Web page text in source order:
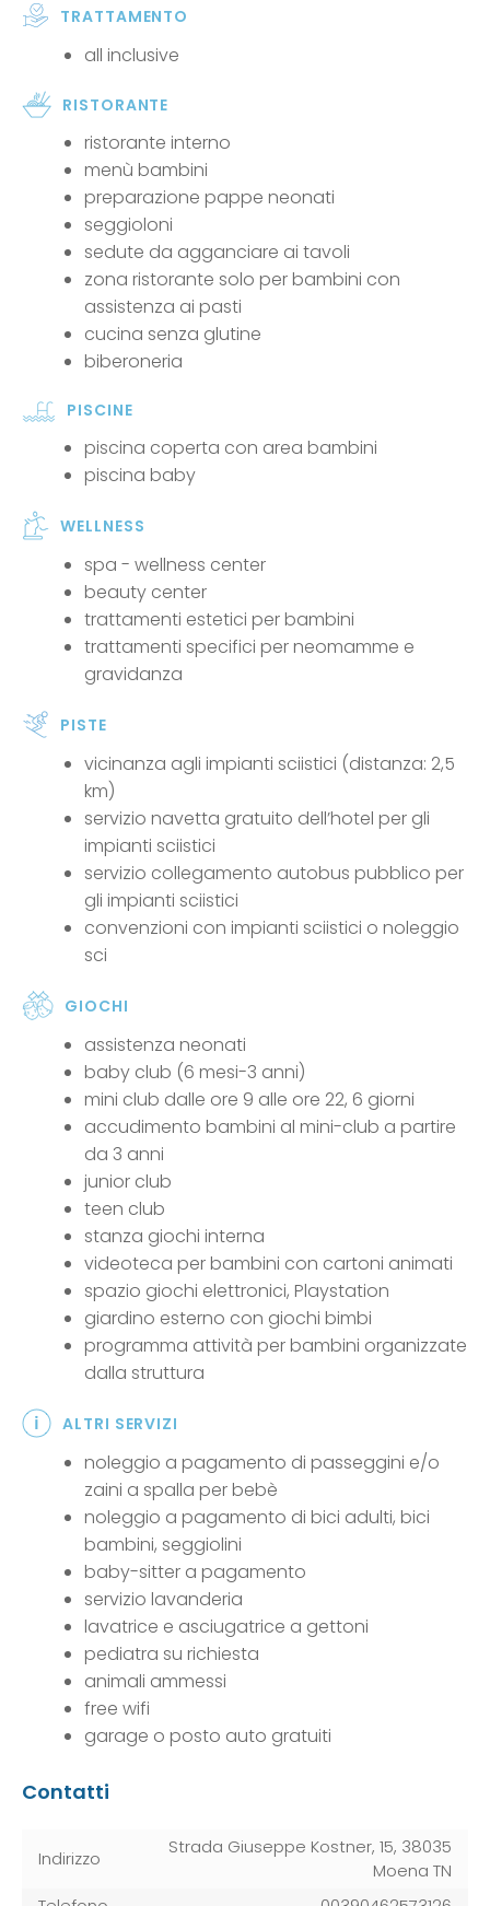
TRATTAMENTO
all inclusive
RISTORANTE
ristorante interno
menù bambini
preparazione pappe neonati
seggioloni
sedute da agganciare ai tavoli
zona ristorante solo per bambini con
assistenza ai pasti
cucina senza glutine
biberoneria
PISCINE
piscina coperta con area bambini
piscina baby
WELLNESS
spa - wellness center
beauty center
trattamenti estetici per bambini
trattamenti specifici per neomamme e
gravidanza
PISTE
vicinanza agli impianti sciistici (distanza: 2,5
km)
servizio navetta gratuito dell’hotel per gli
impianti sciistici
servizio collegamento autobus pubblico per
gli impianti sciistici
convenzioni con impianti sciistici o noleggio
sci
GIOCHI
assistenza neonati
baby club (6 mesi-3 anni)
mini club dalle ore 9 alle ore 22, 6 giorni
accudimento bambini al mini-club a partire
da 3 anni
junior club
teen club
stanza giochi interna
videoteca per bambini con cartoni animati
spazio giochi elettronici, Playstation
giardino esterno con giochi bimbi
programma attività per bambini organizzate
dalla struttura
ALTRI SERVIZI
noleggio a pagamento di passeggini e/o
zaini a spalla per bebè
noleggio a pagamento di bici adulti, bici
bambini, seggiolini
baby-sitter a pagamento
servizio lavanderia
lavatrice e asciugatrice a gettoni
pediatra su richiesta
animali ammessi
free wifi
garage o posto auto gratuiti
Contatti
Indirizzo
Strada Giuseppe Kostner, 15, 38035
Moena TN